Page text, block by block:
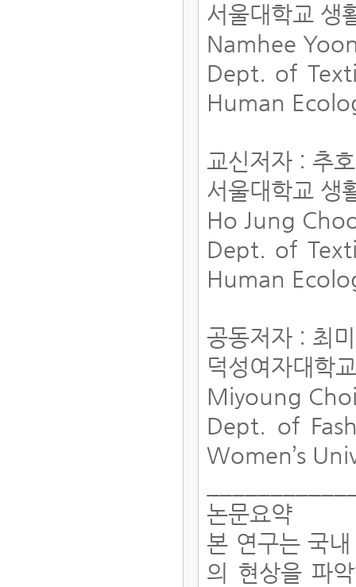
서울대학교 생
Namhee
Dept. of
Human
교신저자 : 추
서울대학교 생
Ho Jung
Dept. of
Human
공동저자 : 최
덕성여자대학
Miyoung
Dept. of
Women’s
논문요약
본 연구는 국
의 현상을 파